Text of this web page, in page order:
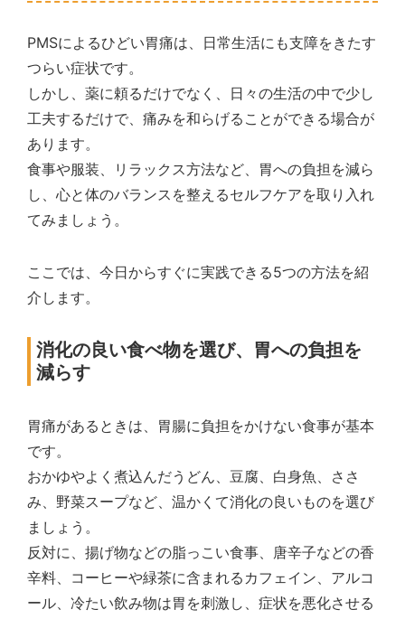
PMSによるひどい胃痛は、日常生活にも支障をきたす
つらい症状です。
しかし、薬に頼るだけでなく、日々の生活の中で少し
工夫するだけで、痛みを和らげることができる場合が
あります。
食事や服装、リラックス方法など、胃への負担を減ら
し、心と体のバランスを整えるセルフケアを取り入れ
てみましょう。
ここでは、今日からすぐに実践できる5つの方法を紹
介します。
消化の良い食べ物を選び、胃への負担を
減らす
胃痛があるときは、胃腸に負担をかけない食事が基本
です。
おかゆやよく煮込んだうどん、豆腐、白身魚、ささ
み、野菜スープなど、温かくて消化の良いものを選び
ましょう。
反対に、揚げ物などの脂っこい食事、唐辛子などの香
辛料、コーヒーや緑茶に含まれるカフェイン、アルコ
ール、冷たい飲み物は胃を刺激し、症状を悪化させる